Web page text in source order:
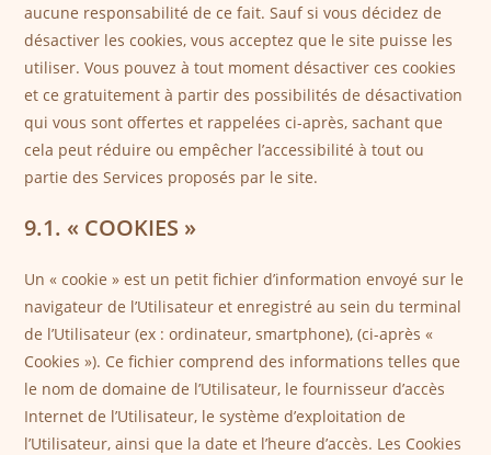
aucune responsabilité de ce fait. Sauf si vous décidez de
désactiver les cookies, vous acceptez que le site puisse les
utiliser. Vous pouvez à tout moment désactiver ces cookies
et ce gratuitement à partir des possibilités de désactivation
qui vous sont offertes et rappelées ci-après, sachant que
cela peut réduire ou empêcher l’accessibilité à tout ou
partie des Services proposés par le site.
9.1. « COOKIES »
Un « cookie » est un petit fichier d’information envoyé sur le
navigateur de l’Utilisateur et enregistré au sein du terminal
de l’Utilisateur (ex : ordinateur, smartphone), (ci-après «
Cookies »). Ce fichier comprend des informations telles que
le nom de domaine de l’Utilisateur, le fournisseur d’accès
Internet de l’Utilisateur, le système d’exploitation de
l’Utilisateur, ainsi que la date et l’heure d’accès. Les Cookies